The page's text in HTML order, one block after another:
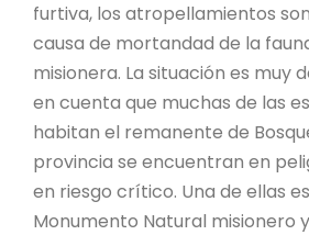
furtiva, los atropellamientos
causa de mortandad de la
misionera. La situación es muy
en cuenta que muchas de las
habitan el remanente de
provincia se encuentran en
en riesgo crítico. Una de ellas
Monumento Natural misionero